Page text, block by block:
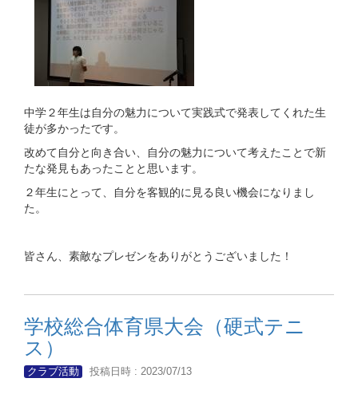
中学２年生は自分の魅力について実践式で発表してくれた生
徒が多かったです。
改めて自分と向き合い、自分の魅力について考えたことで新
たな発見もあったことと思います。
２年生にとって、自分を客観的に見る良い機会になりまし
た。
皆さん、素敵なプレゼンをありがとうございました！
学校総合体育県大会（硬式テニ
ス）
クラブ活動 投稿日時 : 2023/07/13